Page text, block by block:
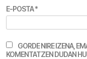
E-POSTA*
GORDE NIRE IZENA,
KOMENTATZEN DUDAN